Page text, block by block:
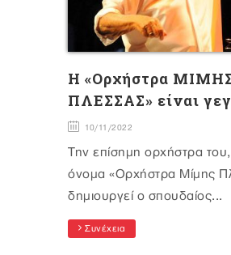
H «Ορχήστρα
ΠΛΕΣΣΑΣ» είναι
10/11/2022
Την επίσημη ορχήστρα
όνομα «Ορχήστρα Μίμης
δημιουργεί ο σπουδαίος...
Συνέχεια